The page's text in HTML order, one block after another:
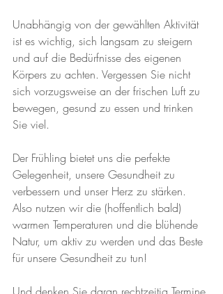
Unabhängig von der gewählten Aktivität
ist es wichtig, sich langsam zu steigern
und auf die Bedürfnisse des eigenen
Körpers zu achten. Vergessen Sie nicht
sich vorzugsweise an der frischen Luft zu
bewegen, gesund zu essen und trinken
Sie viel.
Der Frühling bietet uns die perfekte
Gelegenheit, unsere Gesundheit zu
verbessern und unser Herz zu stärken.
Also nutzen wir die (hoffentlich bald)
warmen Temperaturen und die blühende
Natur, um aktiv zu werden und das Beste
für unsere Gesundheit zu tun!